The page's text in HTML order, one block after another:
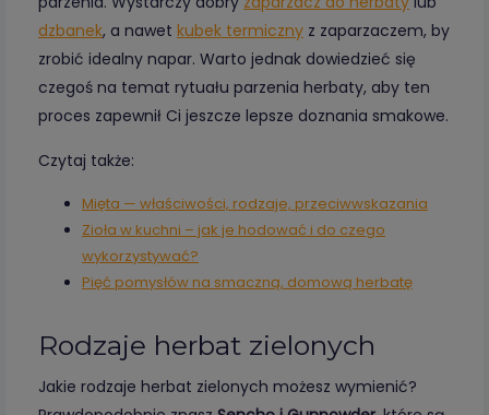
dzbanek, a nawet kubek termiczny z zaparzaczem, by
zrobić idealny napar. Warto jednak dowiedzieć się
czegoś na temat rytuału parzenia herbaty, aby ten
proces zapewnił Ci jeszcze lepsze doznania smakowe.
Czytaj także:
Mięta — właściwości, rodzaje, przeciwwskazania
Zioła w kuchni – jak je hodować i do czego
wykorzystywać?
Pięć pomysłów na smaczną, domową herbatę
Rodzaje herbat zielonych
Jakie rodzaje herbat zielonych możesz wymienić?